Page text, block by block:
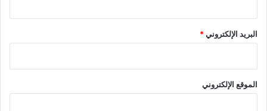
البريد الإلكتروني*
الموقع الإلكتروني